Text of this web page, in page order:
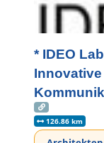
* IDEO
Innovative
126.86 km